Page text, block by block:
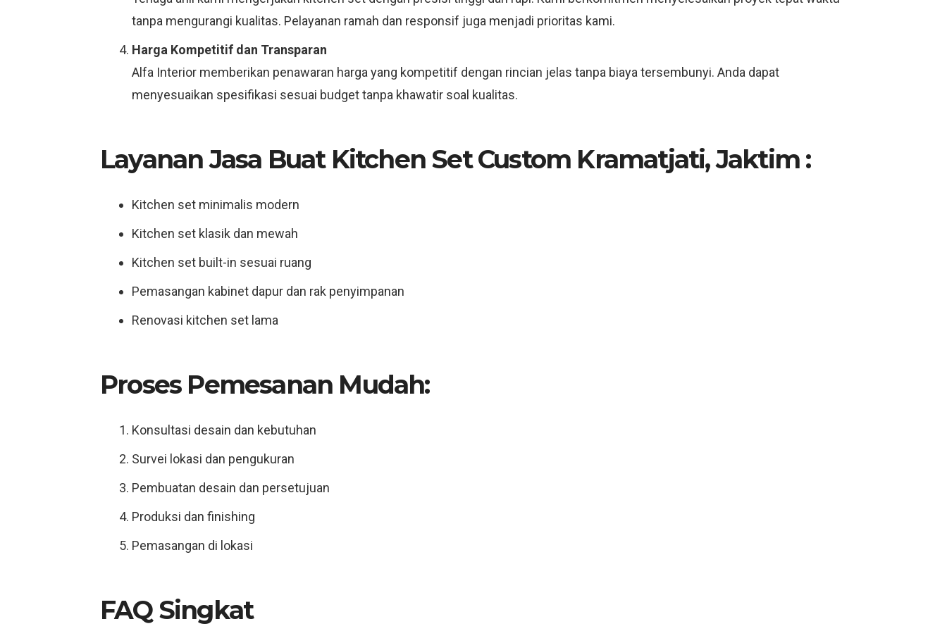
tanpa mengurangi kualitas. Pelayanan ramah dan responsif juga menjadi prioritas kami.
Harga Kompetitif dan Transparan
Alfa Interior memberikan penawaran harga yang kompetitif dengan rincian jelas tanpa biaya tersembunyi. Anda dapat
menyesuaikan spesifikasi sesuai budget tanpa khawatir soal kualitas.
Layanan Jasa Buat Kitchen Set Custom Kramatjati, Jaktim :
Kitchen set minimalis modern
Kitchen set klasik dan mewah
Kitchen set built-in sesuai ruang
Pemasangan kabinet dapur dan rak penyimpanan
Renovasi kitchen set lama
Proses Pemesanan Mudah:
Konsultasi desain dan kebutuhan
Survei lokasi dan pengukuran
Pembuatan desain dan persetujuan
Produksi dan finishing
Pemasangan di lokasi
FAQ Singkat